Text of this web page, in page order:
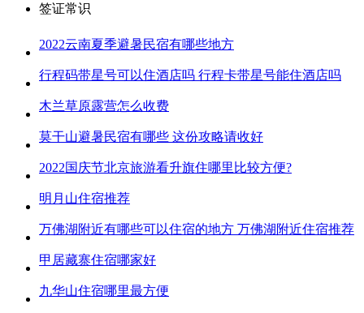
签证常识
2022云南夏季避暑民宿有哪些地方
行程码带星号可以住酒店吗 行程卡带星号能住酒店吗
木兰草原露营怎么收费
莫干山避暑民宿有哪些 这份攻略请收好
2022国庆节北京旅游看升旗住哪里比较方便?
明月山住宿推荐
万佛湖附近有哪些可以住宿的地方 万佛湖附近住宿推荐
甲居藏寨住宿哪家好
九华山住宿哪里最方便